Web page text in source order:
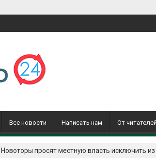
Все новости Написать нам От читателей
Новоторы просят местную власть исключить